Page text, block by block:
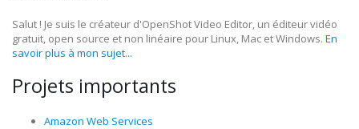
Salut ! Je suis le créateur d'OpenShot Video Editor, un éditeur vidéo
gratuit, open source et non linéaire pour Linux, Mac et Windows. En
savoir plus à mon sujet...
Projets importants
Amazon Web Services